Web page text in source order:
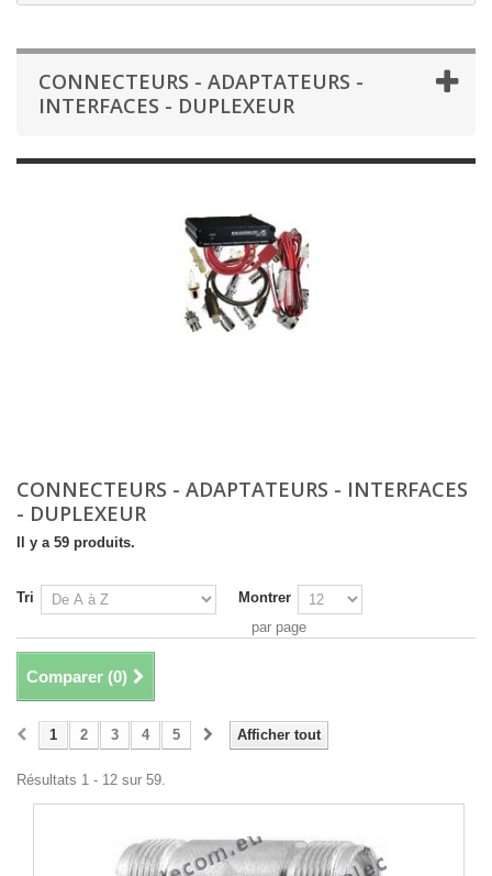
CONNECTEURS - ADAPTATEURS -
INTERFACES - DUPLEXEUR
CONNECTEURS - ADAPTATEURS - INTERFACES
- DUPLEXEUR
Il y a 59 produits.
Tri
Montrer
par page
Comparer (0)
Afficher tout
1 2 3 4 5
Résultats 1 - 12 sur 59.